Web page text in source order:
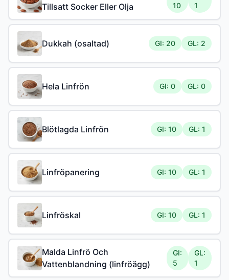
Tillsatt Socker Eller Olja
10
1
Dukkah (osaltad) GI: 20 GL: 2
Hela Linfrön GI: 0 GL: 0
Blötlagda Linfrön GI: 10 GL: 1
Linfröpanering GI: 10 GL: 1
Linfröskal GI: 10 GL: 1
Malda Linfrö Och
Vattenblandning (linfröägg)
GI:
5
GL:
1